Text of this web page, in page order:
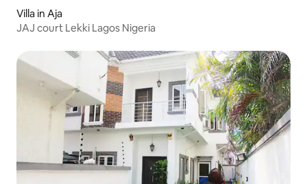
Villa in Aja
JAJ court Lekki Lagos Nigeria